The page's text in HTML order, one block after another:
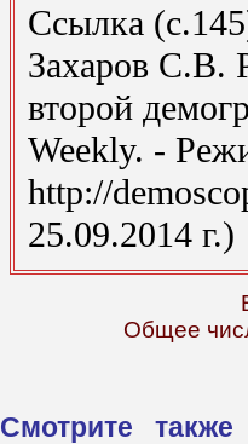
Ссылка
Захаров С.В.
второй
Weekly. -
http://
25.09.2014 г.)
Общее
Смотрите